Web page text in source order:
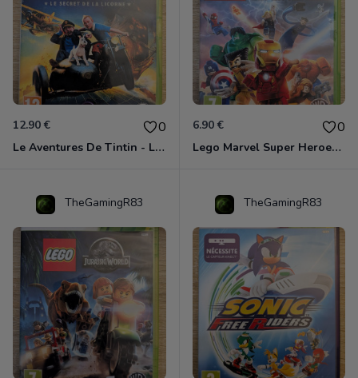
12.90 € 0
Le Aventures De Tintin - Le Secret De La Licorne Xbox 360
6.90 € 0
Lego Marvel Super Heroes Xbox 360
TheGamingR83 TheGamingR83